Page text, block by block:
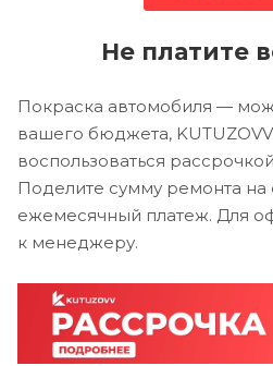
Не платите
Покраска автомобиля —
вашего бюджета,
воспользоваться
Поделите сумму ремонта на
ежемесячный платеж. Для
к менеджеру.